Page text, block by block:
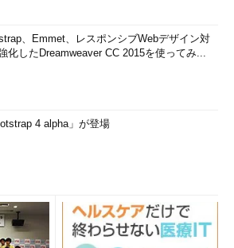
、Emmet、レスポンシブWebデザイン対
化したDreamweaver CC 2015を使ってみ...
4 alpha」が登場